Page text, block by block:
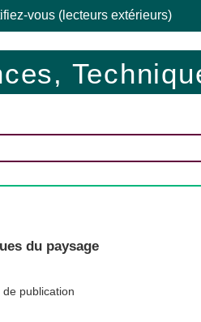
vous (lecteurs extérieurs)
du paysage
publication